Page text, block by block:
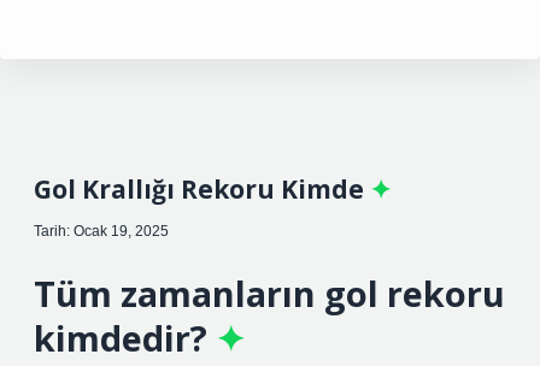
Gol Krallığı Rekoru Kimde
Tarih: Ocak 19, 2025
Tüm zamanların gol rekoru
kimdedir?